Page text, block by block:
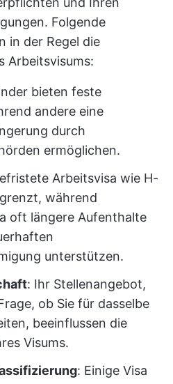
Folgende
in der Regel die
Arbeitsvisums:
bieten feste
andere eine
durch
ermöglichen.
Arbeitsvisa wie H-
während
oft längere Aufenthalte
unterstützen.
: Ihr Stellenangebot,
ob Sie für dasselbe
beeinflussen die
Visums.
: Einige Visa